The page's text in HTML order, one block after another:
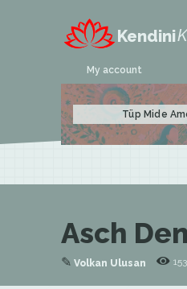
Kendini
My account
Tüp Mide
Asch
✎ Volkan Ulusan